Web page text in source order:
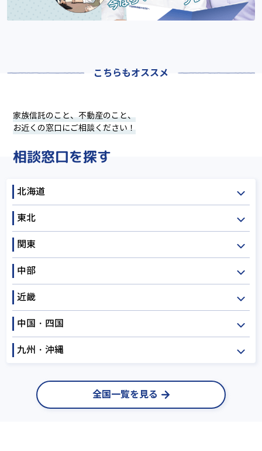
こちらもオススメ
家族信託のこと、不動産のこと、
お近くの窓口にご相談ください！
相談窓口を探す
北海道
北海道
東北
青森
秋田
関東
茨城
埼玉
神奈川
中部
新潟
福井
岐阜
近畿
三重
大阪
中国・四国
鳥取
香川
愛媛 高知
九州・沖縄
福岡 佐賀
長崎
熊本
宮崎
全国一覧を見る